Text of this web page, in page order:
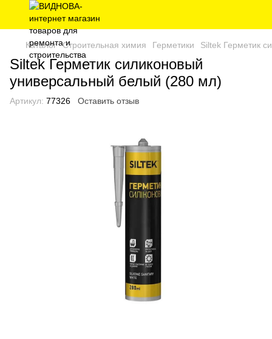
Каталог Строительная химия Герметики Siltek Герметик
Siltek Герметик силиконовый
универсальный белый (280 мл)
Артикул: 77326 Оставить отзыв